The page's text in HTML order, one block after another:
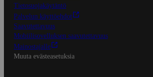
Tietosuojakäytäntö
Palvelun käyttöehdot
Saavutettavuus
Mobiilisovelluksen saavutettavuus
Mainostajalle
Muuta evästeasetuksia